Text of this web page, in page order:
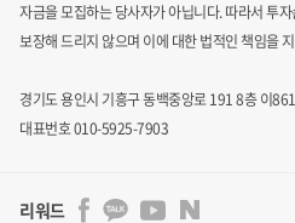
자금을 모집하는당사자가 아닙니다. 따라서 투
보장해 드리지 않으며 이에 대한 법적인 책임을
경기도 용인시 기흥구 동백중앙로 191 8층 이
대표번호 010-5925-7903
리워드